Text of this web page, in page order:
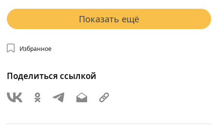
Показать ещё
Избранное
Поделиться ссылкой